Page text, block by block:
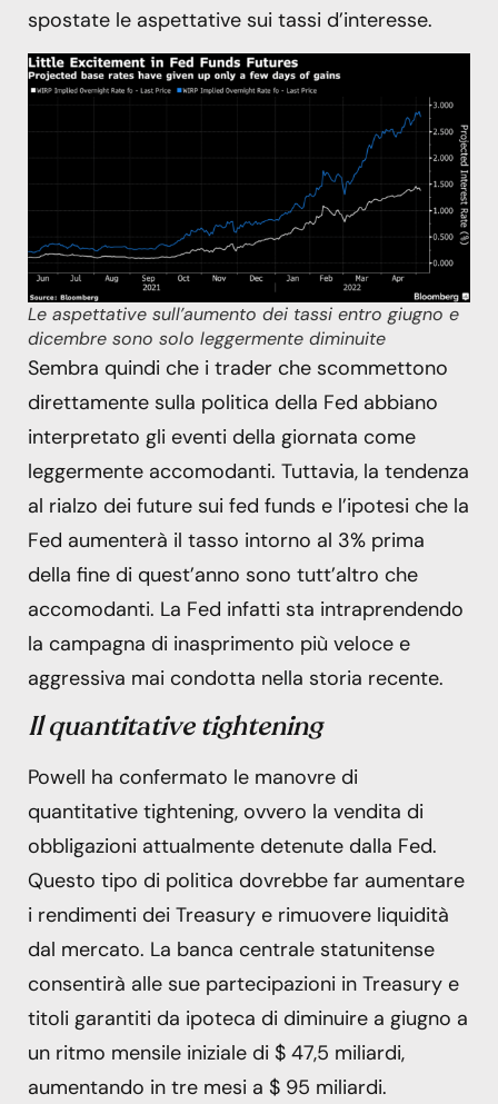
spostate le aspettative sui tassi d’interesse.
Le aspettative sull’aumento dei tassi entro giugno e
dicembre sono solo leggermente diminuite
Sembra quindi che i trader che scommettono
direttamente sulla politica della Fed abbiano
interpretato gli eventi della giornata come
leggermente accomodanti. Tuttavia, la tendenza
al rialzo dei future sui fed funds e l’ipotesi che la
Fed aumenterà il tasso intorno al 3% prima
della fine di quest’anno sono tutt’altro che
accomodanti. La Fed infatti sta intraprendendo
la campagna di inasprimento più veloce e
aggressiva mai condotta nella storia recente.
Il quantitative tightening
Powell ha confermato le manovre di
quantitative tightening, ovvero la vendita di
obbligazioni attualmente detenute dalla Fed.
Questo tipo di politica dovrebbe far aumentare
i rendimenti dei Treasury e rimuovere liquidità
dal mercato. La banca centrale statunitense
consentirà alle sue partecipazioni in Treasury e
titoli garantiti da ipoteca di diminuire a giugno a
un ritmo mensile iniziale di $ 47,5 miliardi,
aumentando in tre mesi a $ 95 miliardi.